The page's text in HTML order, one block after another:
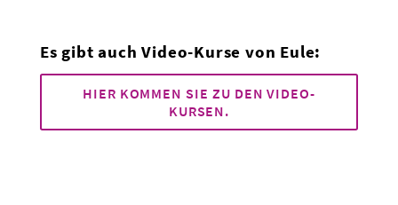
Es gibt auch Video-Kurse von Eule:
HIER KOMMEN SIE ZU DEN VIDEO-
KURSEN.